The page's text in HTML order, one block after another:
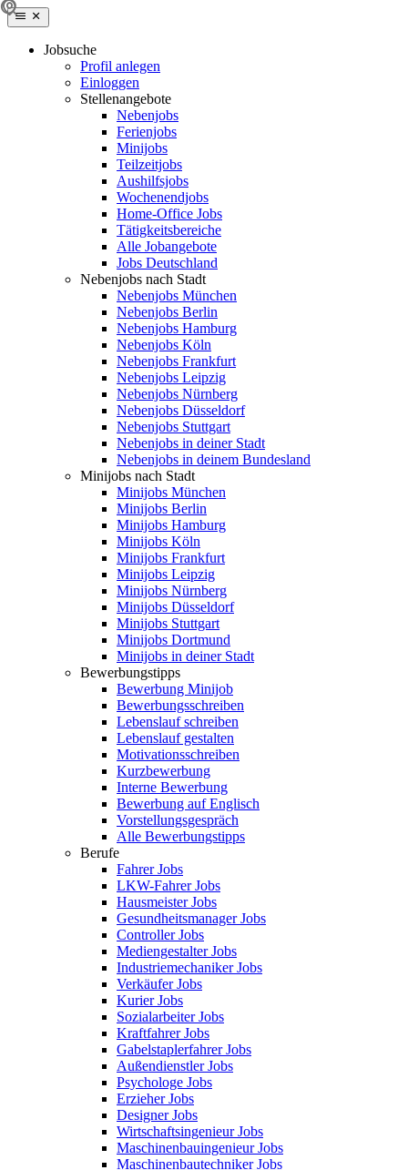
Jobsuche
Profil anlegen
Einloggen
Stellenangebote
Nebenjobs
Ferienjobs
Minijobs
Teilzeitjobs
Aushilfsjobs
Wochenendjobs
Home-Office Jobs
Tätigkeitsbereiche
Alle Jobangebote
Jobs Deutschland
Nebenjobs nach Stadt
Nebenjobs München
Nebenjobs Berlin
Nebenjobs Hamburg
Nebenjobs Köln
Nebenjobs Frankfurt
Nebenjobs Leipzig
Nebenjobs Nürnberg
Nebenjobs Düsseldorf
Nebenjobs Stuttgart
Nebenjobs in deiner Stadt
Nebenjobs in deinem Bundesland
Minijobs nach Stadt
Minijobs München
Minijobs Berlin
Minijobs Hamburg
Minijobs Köln
Minijobs Frankfurt
Minijobs Leipzig
Minijobs Nürnberg
Minijobs Düsseldorf
Minijobs Stuttgart
Minijobs Dortmund
Minijobs in deiner Stadt
Bewerbungstipps
Bewerbung Minijob
Bewerbungsschreiben
Lebenslauf schreiben
Lebenslauf gestalten
Motivationsschreiben
Kurzbewerbung
Interne Bewerbung
Bewerbung auf Englisch
Vorstellungsgespräch
Alle Bewerbungstipps
Berufe
Fahrer Jobs
LKW-Fahrer Jobs
Hausmeister Jobs
Gesundheitsmanager Jobs
Controller Jobs
Mediengestalter Jobs
Industriemechaniker Jobs
Verkäufer Jobs
Kurier Jobs
Sozialarbeiter Jobs
Kraftfahrer Jobs
Gabelstaplerfahrer Jobs
Außendienstler Jobs
Psychologe Jobs
Erzieher Jobs
Designer Jobs
Wirtschaftsingenieur Jobs
Maschinenbauingenieur Jobs
Maschinenbautechniker Jobs